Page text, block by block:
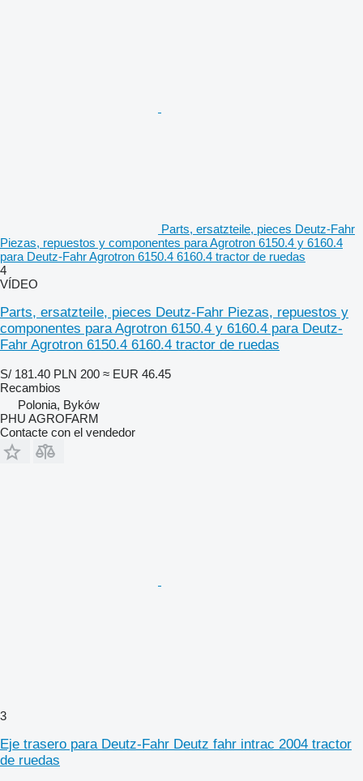
Parts, ersatzteile, pieces Deutz-Fahr
Piezas, repuestos y componentes para Agrotron 6150.4 y 6160.4
para Deutz-Fahr Agrotron 6150.4 6160.4 tractor de ruedas
4
VÍDEO
Parts, ersatzteile, pieces Deutz-Fahr Piezas, repuestos y
componentes para Agrotron 6150.4 y 6160.4 para Deutz-
Fahr Agrotron 6150.4 6160.4 tractor de ruedas
S/ 181.40 PLN 200 ≈ EUR 46.45
Recambios
Polonia, Byków
PHU AGROFARM
Contacte con el vendedor
3
Eje trasero para Deutz-Fahr Deutz fahr intrac 2004 tractor
de ruedas